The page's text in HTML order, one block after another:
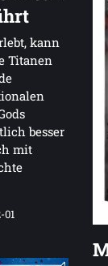
kann
Titanen
besser
mit
01